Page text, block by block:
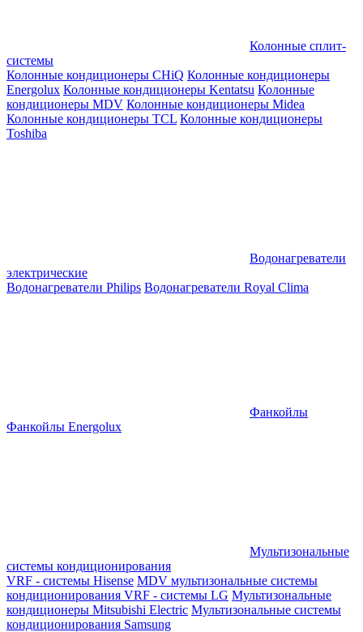
Колонные сплит-
системы
Колонные кондиционеры CHiQ Колонные кондиционеры
Energolux Колонные кондиционеры Kentatsu Колонные
кондиционеры MDV Колонные кондиционеры Midea
Колонные кондиционеры TCL Колонные кондиционеры
Toshiba
Водонагреватели
электрические
Водонагреватели Philips Водонагреватели Royal Clima
Фанкойлы
Фанкойлы Energolux
Мультизональные
системы кондиционирования
VRF - системы Hisense MDV мультизональные системы
кондиционирования VRF - системы LG Мультизональные
кондиционеры Mitsubishi Electric Мультизональные системы
кондиционирования Samsung